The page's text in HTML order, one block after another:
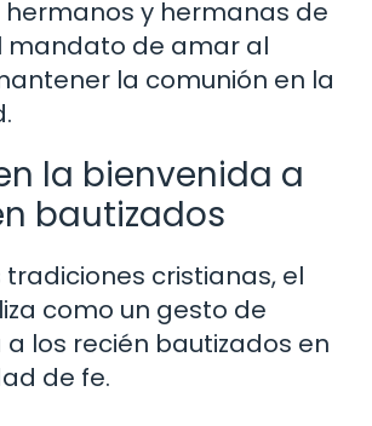
y hermanas de
mandato de amar al
la comunión en la
la bienvenida a
bautizados
tradiciones cristianas, el
como un gesto de
los recién bautizados en
de fe.